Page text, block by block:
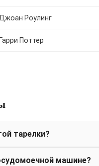
Джоан Роулинг
Поттер
тарелки?
машине?